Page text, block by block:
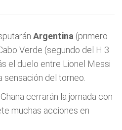
Argentina (primero
Verde (segundo del H 3
el duelo entre Lionel Messi
sensación del torneo.
cerrarán la jornada con
muchas acciones en